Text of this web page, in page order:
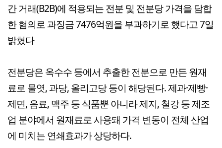
간 거래(B2B)에 적용되는 전분 및 전분당 가격을 담합
한 혐의로 과징금 7476억원을 부과하기로 했다고 7일
밝혔다
전분당은 옥수수 등에서 추출한 전분으로 만든 원재
료로 물엿, 과당, 올리고당 등이 해당된다. 제과·제빵·
제면, 음료, 맥주 등 식품뿐 아니라 제지, 철강 등 제조
업 분야에서 원재료로 사용돼 가격 변동이 전체 산업
에 미치는 연쇄효과가 상당하다.